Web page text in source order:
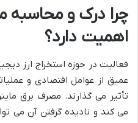
چرا درک و محاسبه
اهمیت دارد؟
فعالیت در حوزه استخراج ارز
عمیق از عوامل اقتصادی و
تأثیر می گذارند. مصرف برق
می کند و نادیده گرفتن آن می